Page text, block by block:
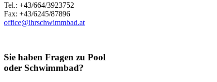
Tel.: +43/664/3923752
Fax: +43/6245/87896
office@ihrschwimmbad.at
Sie haben Fragen zu Pool
oder Schwimmbad?